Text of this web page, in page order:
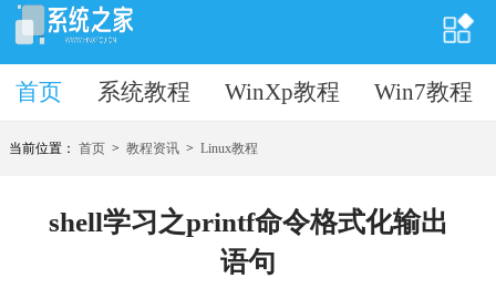
首页 系统教程 WinXp教程 Win7教程
首页
当前位置：首页 >教程资讯 >Linux教程
shell学习之printf命令格式化输出
语句